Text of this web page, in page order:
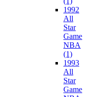
1992
All
Star
Game
NBA
(1)
1993
All
Star
Game